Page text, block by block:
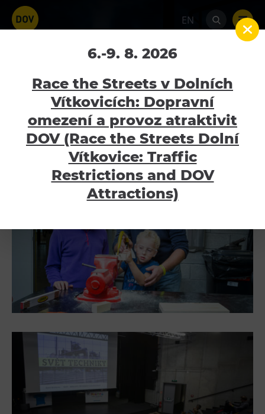
EN
1. narozeniny Velkého
světa techniky – 26. 9.
2015
Home Galerie
1. narozeniny Velkého světa
techniky – 26. 9. 2015
Venues
Bolt Tower
Science and Technology Centre
Interactive Technical Museum U6
Gong
Mining Museum in Landek Park
Galerie Gong
Heligonka
HopJump
Creative Academy
National Museum of Agriculture Ostrava
Dolní Vítkovice
6.-9. 8. 2026
Race the Streets v Dolních
Vítkovicích: Dopravní
omezení a provoz atraktivit
DOV (Race the Streets Dolní
Vítkovice: Traffic
Restrictions and DOV
Attractions)